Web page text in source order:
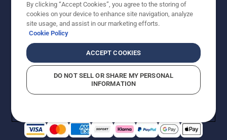
© Husqvarna® AB (publ). Alle Rechte vorbehalten. Die
Preisangaben sind unverbindliche Preisempfehlungen
von Husqvarna Schweiz AG an den teilnehmenden
Fachhandel, Preise in CHF inklusive 8,1% MWST und
unverbindliche Preisempfehlungen (inkl. MwSt), es sei
denn sie sind für den direkten Kauf verfügbar.
Cookie-RichtlinieNutzungsbedingungen Datenschutzerklärung
Vermutete Verstöße melden
By clicking “Accept Cookies”, you agree to the storing of
cookies on your device to enhance site navigation, analyze
site usage, and assist in our marketing efforts.
Cookie Policy
ACCEPT COOKIES
DO NOT SELL OR SHARE MY PERSONAL
INFORMATION